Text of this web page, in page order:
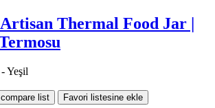
Thermal Food Jar |
Yeşil